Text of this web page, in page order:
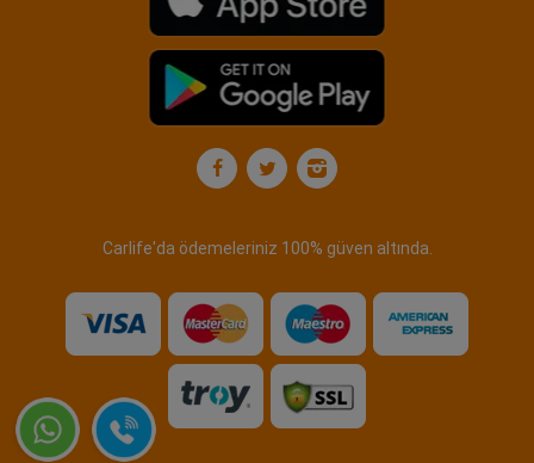
Carlife'da ödemeleriniz 100% güven altında.